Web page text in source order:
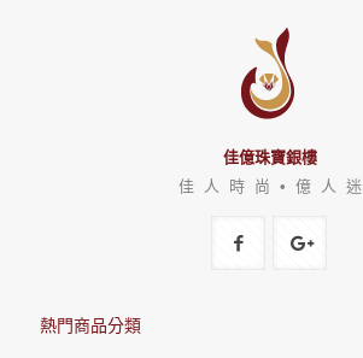
佳億珠寶銀樓
佳 人 時 尚 • 億 人 迷
熱門商品分類